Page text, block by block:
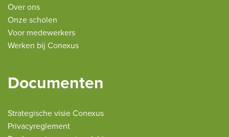
Over ons
Onze scholen
Voor medewerkers
Werken bij Conexus
Documenten
Strategische visie Conexus
Privacyreglement